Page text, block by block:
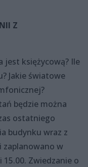
Z
jest księżycową? Ile
Jakie światowe
będzie można
ostatniego
budynku wraz z
zaplanowano w
15.00. Zwiedzanie o